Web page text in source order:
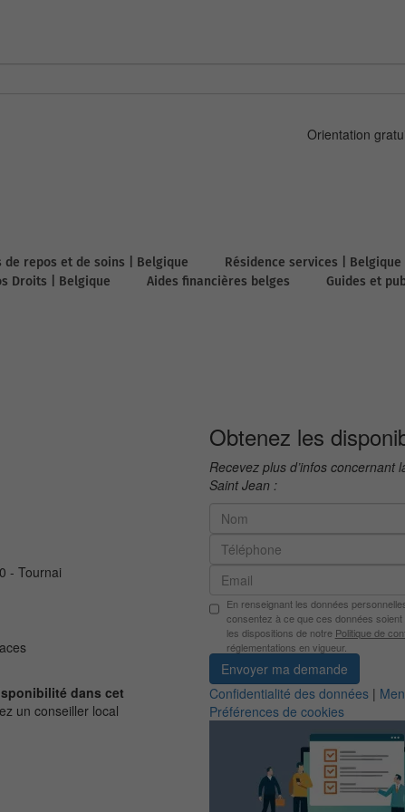
Orientation
repos et de soins | Belgique Résidence services | Belgique
Droits | Belgique
Aides financières belges Guides et
- Tournai
dans cet
un conseiller local
Obtenez les
Recevez plus d’infos concernant
Saint Jean :
En renseignant les données
consentez à ce que ces données
les dispositions de notre Politique de
réglementations en vigueur.
Envoyer ma demande
Confidentialité des données |
Préférences de cookies